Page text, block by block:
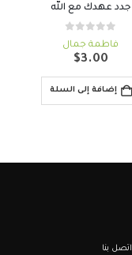
جدد عهدك مع الله
0
فاطمة جمال
$3.00
إضافة إلى السلة
اتصل بنا